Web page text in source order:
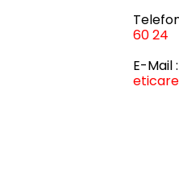
60 24
E-Mail :